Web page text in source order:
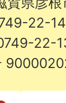
22-
22-